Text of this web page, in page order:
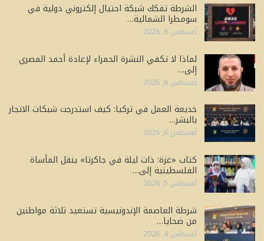
الشرطة تفكك شبكة احتيال إلكتروني دولية في
سومطرا الشمالية…
أغسطس 6, 2026
لماذا لا تكفي النشرة الحمراء لإعادة أحمد المصري
إلى…
أغسطس 6, 2026
خديعة العمل في تركيا: كيف استدرجت شبكات الاتجار
بالبشر…
أغسطس 6, 2026
كتاب «غزة: ذات ليلة في جاكرتا» ينقل المأساة
الفلسطينية إلى…
أغسطس 5, 2026
شرطة العاصمة الإندونيسية تستعيد ثلاثة مواطنين
من ضحايا…
أغسطس 4, 2026